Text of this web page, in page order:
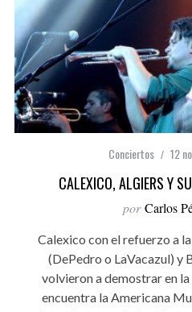
Conciertos 12
CALEXICO, ALGIERS Y
por Carlos
Calexico con el refuerzo a
(DePedro o LaVacazul) y
volvieron a demostrar en
encuentra la Americana